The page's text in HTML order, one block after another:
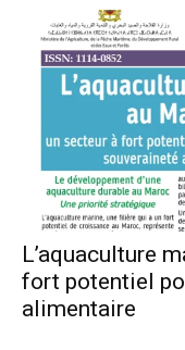
L’aquaculture
fort potentiel
alimentaire